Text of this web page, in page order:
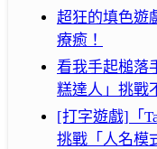
超狂的填色遊
療癒！
看我手起槌落
糕達人」挑戰
[打字遊戲]「
挑戰「人名模